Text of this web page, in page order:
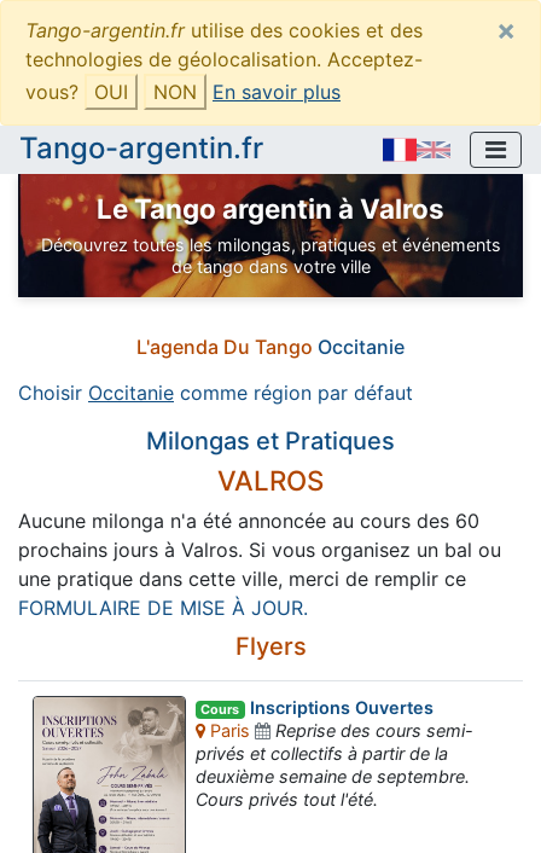
Tango-argentin.frutilise des cookies et des
technologies de géolocalisation. Acceptez-
vous?
OUI NON En savoir plus
×
Tango-argentin.fr
Le Tango argentin à Valros
Découvrez toutes les milongas, pratiques et événements
de tango dans votre ville
L'agenda Du Tango Occitanie
Choisir Occitanie comme région par défaut
Milongas et Pratiques
VALROS
Aucune milonga n'a été annoncée au cours des 60
prochains jours à Valros. Si vous organisez un bal ou
une pratique dans cette ville, merci de remplir ce
FORMULAIRE DE MISE À JOUR.
Flyers
Cours Inscriptions Ouvertes
Paris
Reprise des cours semi-
privés et collectifs à partir de la
deuxième semaine de septembre.
Cours privés tout l'été.